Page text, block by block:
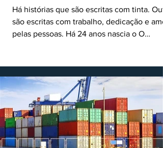
Há histórias que são escritas com tinta.
são escritas com trabalho, dedicação e
pelas pessoas. Há 24 anos nascia o O
das comunidades e dar voz às pessoas que
muitas vezes passam despercebidas pelos
grandes meios de comunicação. Muito mais
do que um jornal ou um portal de notícias,
Ruralito tornou-se uma missão. Essa missão
nasceu do